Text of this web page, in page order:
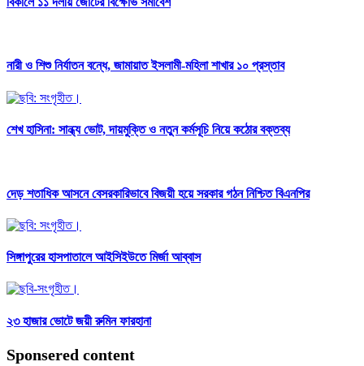
নারী ও শিশু নির্যাতন বন্ধে, জামায়াত ইসলামী-মহিলা শাখার ১০ প্রস্তাব
শেখ হাসিনা: সান্ধ্য ভোট, দায়মুক্তি ও নতুন কর্মসূচি নিয়ে কঠোর বক্তব্য
দেড় শতাধিক আসনে বেসরকারিভাবে বিজয়ী হয়ে সরকার গঠন নিশ্চিত বিএনপির
সিঙ্গাপুরের হাসপাতালে আইসিইউতে মির্জা আব্বাস
২৩ হাজার ভোটে জয়ী রুমিন ফারহানা
Sponsered content